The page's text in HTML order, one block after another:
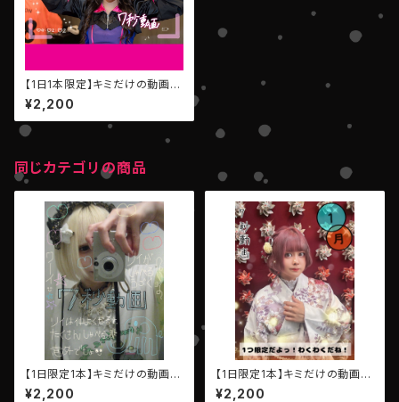
【1日1本限定】キミだけの動画
（7秒）【愛須くるみ EMPATHY】
¥2,200
同じカテゴリの商品
【1日限定1本】キミだけの動画
（7秒）【AIBECK・リイ】
¥2,200
【1日限定1本】キミだけの動画
（7秒）【AIBECK・ひなたゆか】
¥2,200